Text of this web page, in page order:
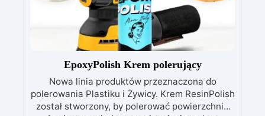
MIESZALNY Z WODĄ BEZWONNY NIE MA
BIAŁYCH CZĘŚCI Z TWORZYW SZTUCZNYCH
NIE ZAWIERA SILIKONÓW BARDZO MAŁY
WPŁYW NA ŚRODOWISKO Pasta polerska
Carbon Polish Pro Black została opracowana w
kolorze czarnym, aby zagwarantować
doskonałe wykończenie bez białych kropek,
typowych dla zwykłych past ściernych, dlatego
może być stosowana do wszystkich ciemnych
EpoxyPolish Krem polerujący
Nowa linia produktów przeznaczona do
polerowania Plastiku i Żywicy. Krem ResinPolish
został stworzony, by polerować powierzchnie